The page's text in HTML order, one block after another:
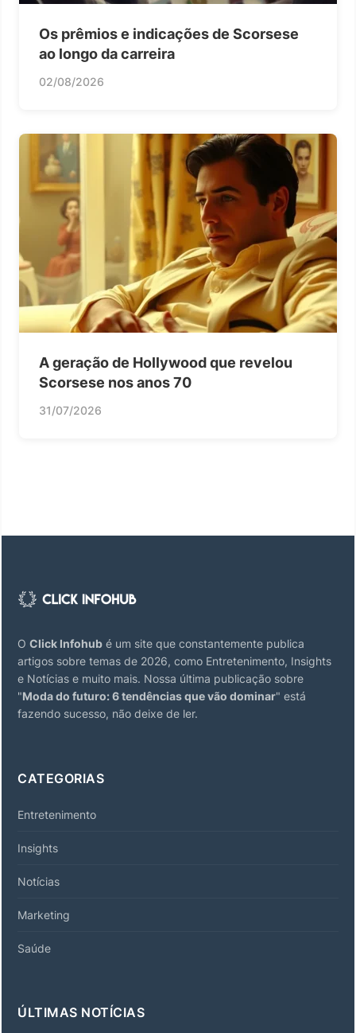
Os prêmios e indicações de Scorsese
ao longo da carreira
02/08/2026
A geração de Hollywood que revelou
Scorsese nos anos 70
31/07/2026
O Click Infohub é um site que constantemente publica
artigos sobre temas de 2026, como Entretenimento, Insights
e Notícias e muito mais. Nossa última publicação sobre
"Moda do futuro: 6 tendências que vão dominar" está
fazendo sucesso, não deixe de ler.
CATEGORIAS
Entretenimento
Insights
Notícias
Marketing
Saúde
ÚLTIMAS NOTÍCIAS